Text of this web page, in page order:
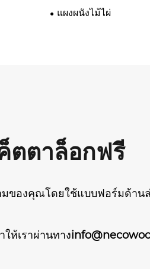
แผงผนังไม้ไผ่
ตตาล็อกฟรี
ของคุณโดยใช้แบบฟอร์มด้านล่
ห้เราผ่านทาง